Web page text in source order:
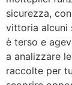
abituale
Avvengono
fra cui carte
pertafogli
Questi test
iscrizione,